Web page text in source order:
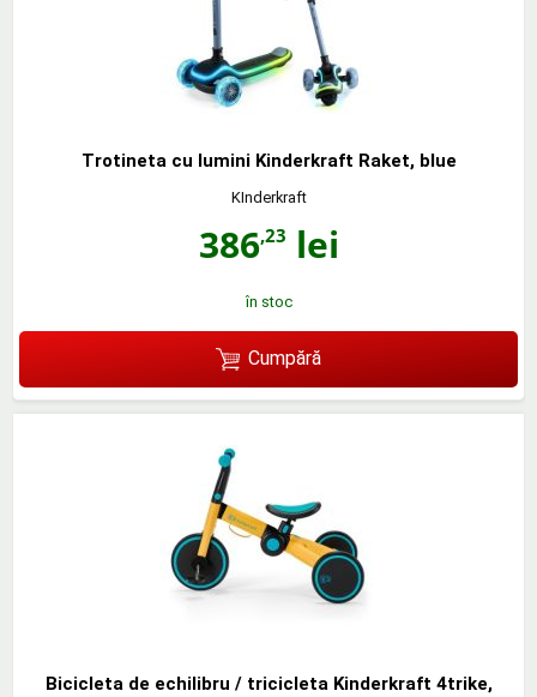
Trotineta cu lumini Kinderkraft Raket, blue
KInderkraft
386,23 lei
în stoc
Cumpără
Bicicleta de echilibru / tricicleta Kinderkraft 4trike,